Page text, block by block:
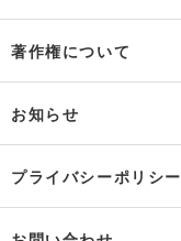
著作権について
お知らせ
プライバシーポリシー